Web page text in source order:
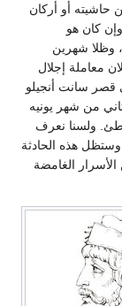
حاشيته أو أركان
كان هو
قد أجيز لهما أن يذهبا إلى حيث شاء(66)، وظلا شهرين
معاملة إجلال
قصر سانت أنجيلو
من شهر يونيه
ولسنا نعرف
هذه الحادثة
الأسرار الغامضة